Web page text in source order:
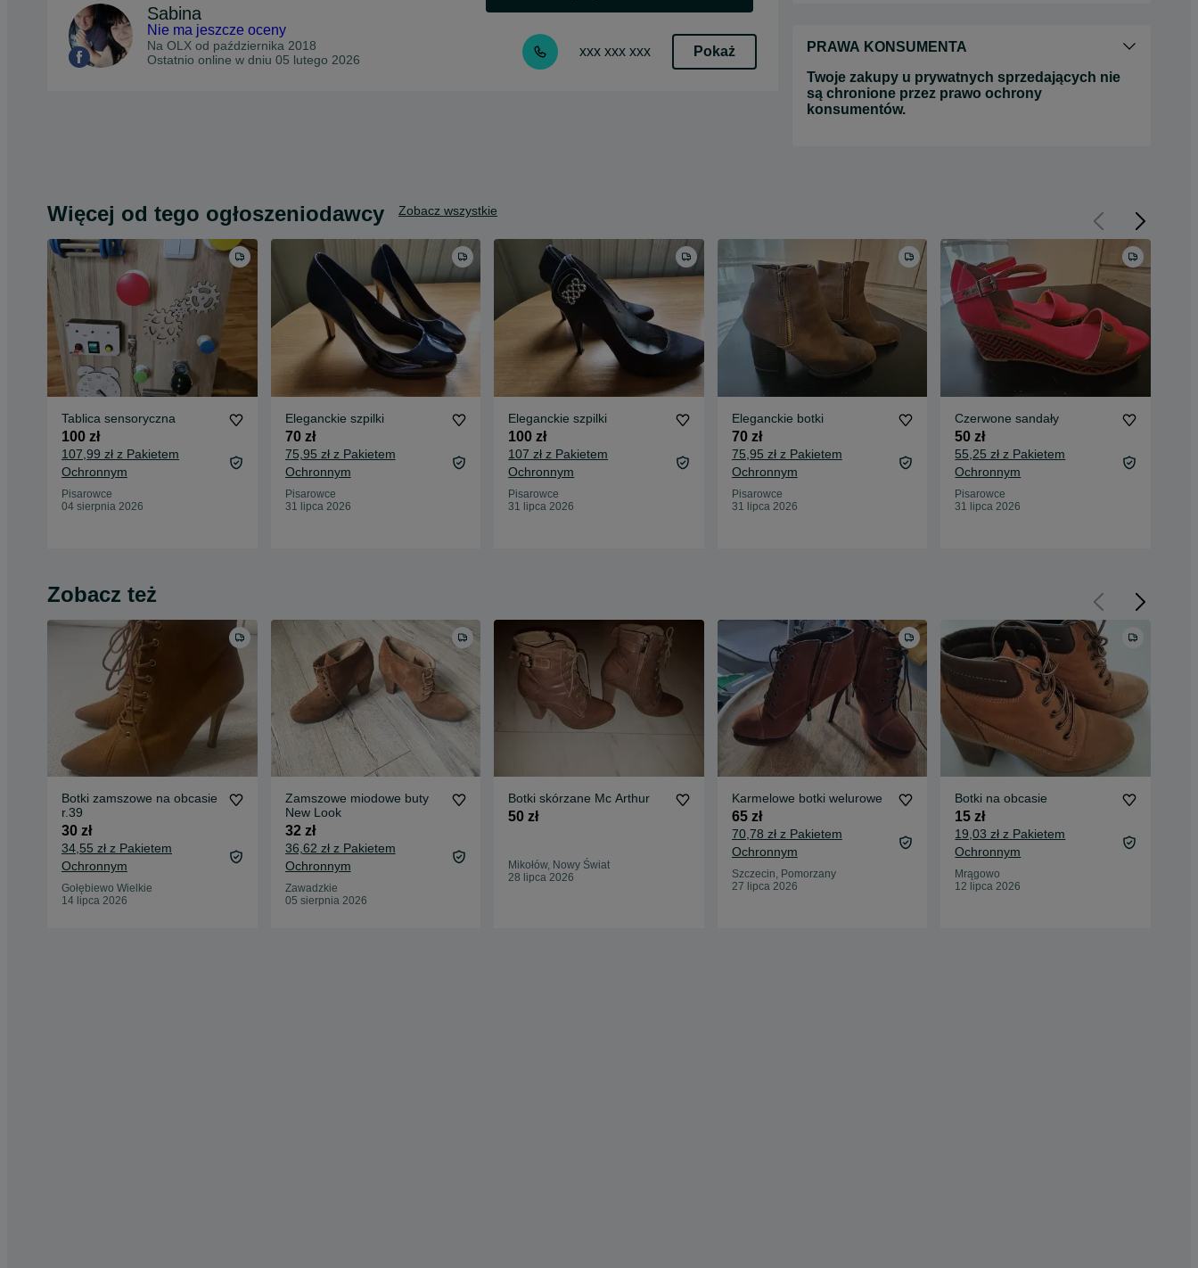
Sabina
Nie ma jeszcze oceny
Na OLX od października 2018
Ostatnio online w dniu 05 lutego 2026
xxx xxx xxx Pokaż
PRAWA KONSUMENTA
Twoje zakupy u prywatnych sprzedających nie
są chronione przez prawo ochrony
konsumentów.
Więcej od tego ogłoszeniodawcy Zobacz wszystkie
Tablica sensoryczna
100 zł
107,99 zł z Pakietem
Ochronnym
Pisarowce
04 sierpnia 2026
Eleganckie szpilki
70 zł
75,95 zł z Pakietem
Ochronnym
Pisarowce
31 lipca 2026
Eleganckie szpilki
100 zł
107 zł z Pakietem
Ochronnym
Pisarowce
31 lipca 2026
Eleganckie botki
70 zł
75,95 zł z Pakietem
Ochronnym
Pisarowce
31 lipca 2026
Czerwone sandały
50 zł
55,25 zł z Pakietem
Ochronnym
Pisarowce
31 lipca 2026
Zobacz też
Botki zamszowe na obcasie
r.39
30 zł
34,55 zł z Pakietem
Ochronnym
Gołębiewo Wielkie
14 lipca 2026
Zamszowe miodowe buty
New Look
32 zł
36,62 zł z Pakietem
Ochronnym
Zawadzkie
05 sierpnia 2026
Botki skórzane Mc Arthur
50 zł
Mikołów, Nowy Świat
28 lipca 2026
Karmelowe botki welurowe
65 zł
70,78 zł z Pakietem
Ochronnym
Szczecin, Pomorzany
27 lipca 2026
Botki na obcasie
15 zł
19,03 zł z Pakietem
Ochronnym
Mrągowo
12 lipca 2026